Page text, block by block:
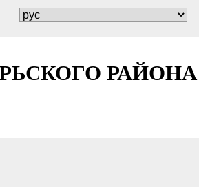
РАЙОНА